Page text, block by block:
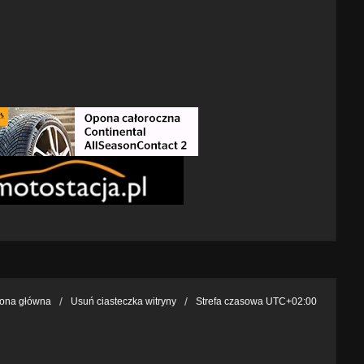
główna Usuń ciasteczka witryny Strefa czasowa UTC+02:00